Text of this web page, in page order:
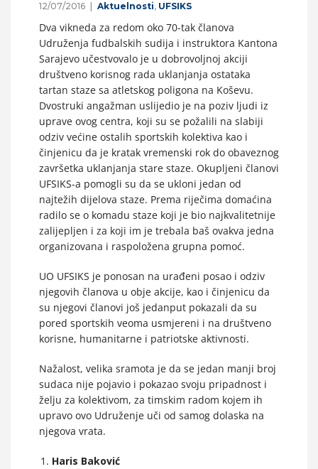
12/07/2016 Aktuelnosti, UFSIKS
Dva vikneda za redom oko 70-tak članova
Udruženja fudbalskih sudija i instruktora Kantona
Sarajevo učestvovalo je u dobrovoljnoj akciji
društveno korisnog rada uklanjanja ostataka
tartan staze sa atletskog poligona na Koševu.
Dvostruki angažman uslijedio je na poziv ljudi iz
uprave ovog centra, koji su se požalili na slabiji
odziv većine ostalih sportskih kolektiva kao i
činjenicu da je kratak vremenski rok do obaveznog
završetka uklanjanja stare staze. Okupljeni članovi
UFSIKS-a pomogli su da se ukloni jedan od
najtežih dijelova staze. Prema riječima domaćina
radilo se o komadu staze koji je bio najkvalitetnije
zalijepljen i za koji im je trebala baš ovakva jedna
organizovana i raspoložena grupna pomoć.
UO UFSIKS je ponosan na urađeni posao i odziv
njegovih članova u obje akcije, kao i činjenicu da
su njegovi članovi još jedanput pokazali da su
pored sportskih veoma usmjereni i na društveno
korisne, humanitarne i patriotske aktivnosti.
Nažalost, velika sramota je da se jedan manji broj
sudaca nije pojavio i pokazao svoju pripadnost i
želju za kolektivom, za timskim radom kojem ih
upravo ovo Udruženje uči od samog dolaska na
njegova vrata.
Haris Baković